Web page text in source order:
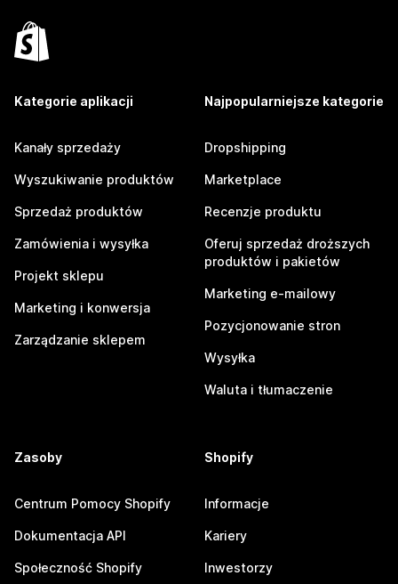
Kategorie aplikacji
Kanały sprzedaży
Wyszukiwanie produktów
Sprzedaż produktów
Zamówienia i wysyłka
Projekt sklepu
Marketing i konwersja
Zarządzanie sklepem
Najpopularniejsze kategorie
Dropshipping
Marketplace
Recenzje produktu
Oferuj sprzedaż droższych
produktów i pakietów
Marketing e-mailowy
Pozycjonowanie stron
Wysyłka
Waluta i tłumaczenie
Zasoby
Centrum Pomocy Shopify
Dokumentacja API
Społeczność Shopify
Shopify
Informacje
Kariery
Inwestorzy